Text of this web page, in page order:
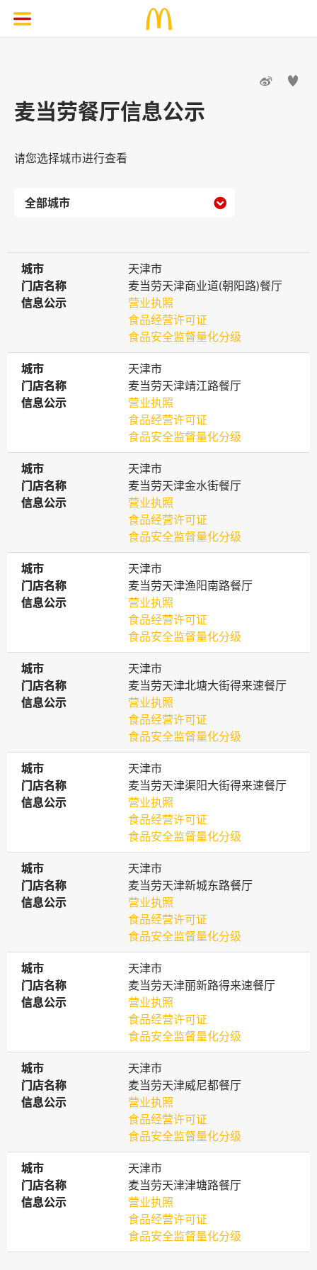
 
麦当劳餐厅信息公示
请您选择城市进行查看

城市
城市
天津市
门店名称
门店名称
麦当劳天津商业道(朝阳路)餐厅
信息公示
信息公示
营业执照
食品经营许可证
食品安全监督量化分级
城市
城市
天津市
门店名称
门店名称
麦当劳天津靖江路餐厅
信息公示
信息公示
营业执照
食品经营许可证
食品安全监督量化分级
城市
城市
天津市
门店名称
门店名称
麦当劳天津金水街餐厅
信息公示
信息公示
营业执照
食品经营许可证
食品安全监督量化分级
城市
城市
天津市
门店名称
门店名称
麦当劳天津渔阳南路餐厅
信息公示
信息公示
营业执照
食品经营许可证
食品安全监督量化分级
城市
城市
天津市
门店名称
门店名称
麦当劳天津北塘大街得来速餐厅
信息公示
信息公示
营业执照
食品经营许可证
食品安全监督量化分级
城市
城市
天津市
门店名称
门店名称
麦当劳天津渠阳大街得来速餐厅
信息公示
信息公示
营业执照
食品经营许可证
食品安全监督量化分级
城市
城市
天津市
门店名称
门店名称
麦当劳天津新城东路餐厅
信息公示
信息公示
营业执照
食品经营许可证
食品安全监督量化分级
城市
城市
天津市
门店名称
门店名称
麦当劳天津丽新路得来速餐厅
信息公示
信息公示
营业执照
食品经营许可证
食品安全监督量化分级
城市
城市
天津市
门店名称
门店名称
麦当劳天津威尼都餐厅
信息公示
信息公示
营业执照
食品经营许可证
食品安全监督量化分级
城市
城市
天津市
门店名称
门店名称
麦当劳天津津塘路餐厅
信息公示
信息公示
营业执照
食品经营许可证
食品安全监督量化分级